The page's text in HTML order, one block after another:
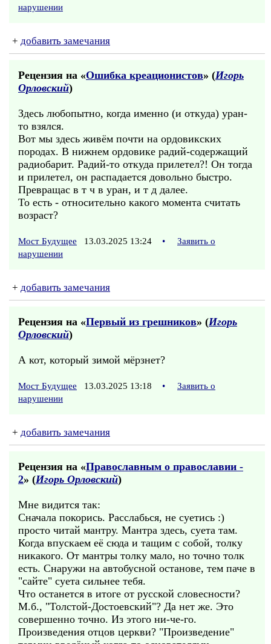
нарушении
+ добавить замечания
Рецензия на «Ошибка креационистов» (Игорь
Орловский)
Здесь любопытно, когда именно (и откуда) уран-
то взялся.
Вот мы здесь живём почти на ордовикских
породах. В нижнем ордовике радий-содержащий
радиобарит. Радий-то откуда прилетел?! Он тогда
и прилетел, он распадается довольно быстро.
Превращас в т ч в уран, и т д далее.
То есть - относительно какого момента считать
возраст?
Мост Будущее 13.03.2025 13:24 •
Заявить о
нарушении
+ добавить замечания
Рецензия на «Первый из грешников» (Игорь
Орловский)
А кот, который зимой мёрзнет?
Мост Будущее 13.03.2025 13:18 •
Заявить о
нарушении
+ добавить замечания
Рецензия на «Православным о православии -
2» (Игорь Орловский)
Мне видится так:
Сначала покорись. Расслабься, не суетись :)
просто читай мантру. Мантра здесь, суета там.
Когда впускаем её сюда и тащим с собой, толку
никакого. От мантры толку мало, но точно толк
есть. Снаружи на автобусной останове, тем паче в
"сайте" суета сильнее тебя.
Что останется в итоге от русской словесности?
М.б., "Толстой-Достоевский"? Да нет же. Это
совершенно точно. Из этого ни-че-го.
Произведения отцов церкви? "Произведение"